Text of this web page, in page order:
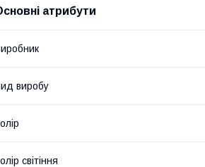
атрибути
виробу
світіння